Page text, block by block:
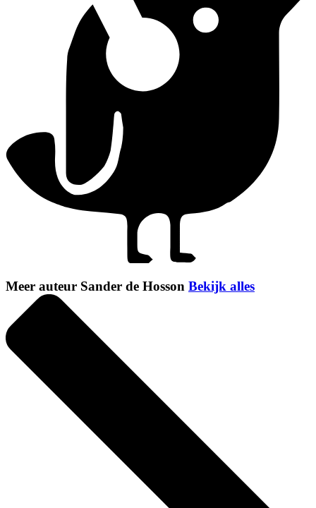
Meer auteur Sander de Hosson Bekijk alles